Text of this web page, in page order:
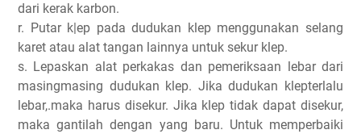
dari kerak karbon.
r. Putar k|ep pada dudukan klep menggunakan selang
karet atau alat tangan lainnya untuk sekur klep.
s. Lepaskan alat perkakas dan pemeriksaan lebar dari
masingmasing dudukan klep. Jika dudukan klepterlalu
lebar,.maka harus disekur. Jika klep tidak dapat disekur,
maka gantilah dengan yang baru. Untuk memperbaiki